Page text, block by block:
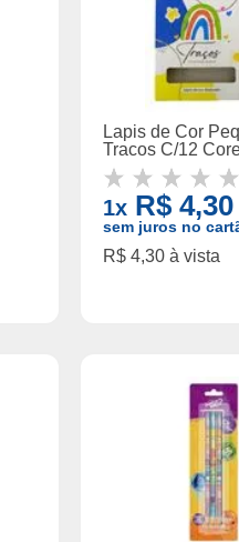
Lapis de Cor
Tracos C/12
1xR$ 4,30
sem juros no
R$ 4,30 à vista